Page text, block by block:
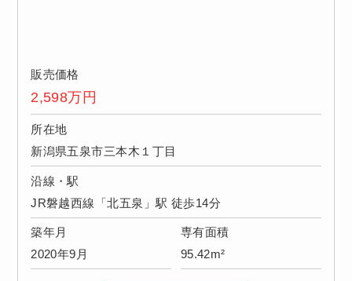
販売価格
2,598万円
所在地
新潟県五泉市三本木１丁目
沿線・駅
JR磐越西線「北五泉」駅 徒歩14分
築年月
2020年9月
専有面積
95.42m²